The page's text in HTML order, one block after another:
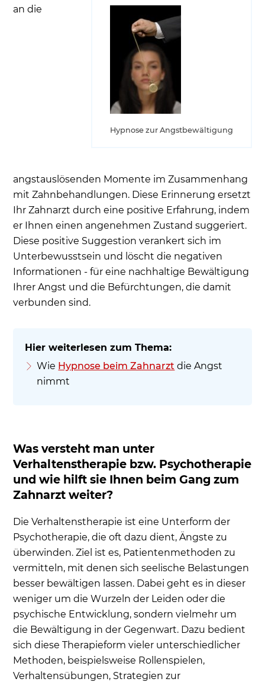
Hypnose zur Angstbewältigung
an die
angstauslösenden Momente im Zusammenhang
mit Zahnbehandlungen. Diese Erinnerung ersetzt
Ihr Zahnarzt durch eine positive Erfahrung, indem
er Ihnen einen angenehmen Zustand suggeriert.
Diese positive Suggestion verankert sich im
Unterbewusstsein und löscht die negativen
Informationen - für eine nachhaltige Bewältigung
Ihrer Angst und die Befürchtungen, die damit
verbunden sind.
Wie Hypnose beim Zahnarzt die Angst
nimmt
Was versteht man unter
Verhaltenstherapie bzw. Psychotherapie
und wie hilft sie Ihnen beim Gang zum
Zahnarzt weiter?
Die Verhaltenstherapie ist eine Unterform der
Psychotherapie, die oft dazu dient, Ängste zu
überwinden. Ziel ist es, Patientenmethoden zu
vermitteln, mit denen sich seelische Belastungen
besser bewältigen lassen. Dabei geht es in dieser
weniger um die Wurzeln der Leiden oder die
psychische Entwicklung, sondern vielmehr um
die Bewältigung in der Gegenwart. Dazu bedient
sich diese Therapieform vieler unterschiedlicher
Methoden, beispielsweise Rollenspielen,
Verhaltensübungen, Strategien zur